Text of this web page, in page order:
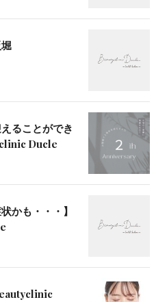
ることができ
Ducle
かも・・・】